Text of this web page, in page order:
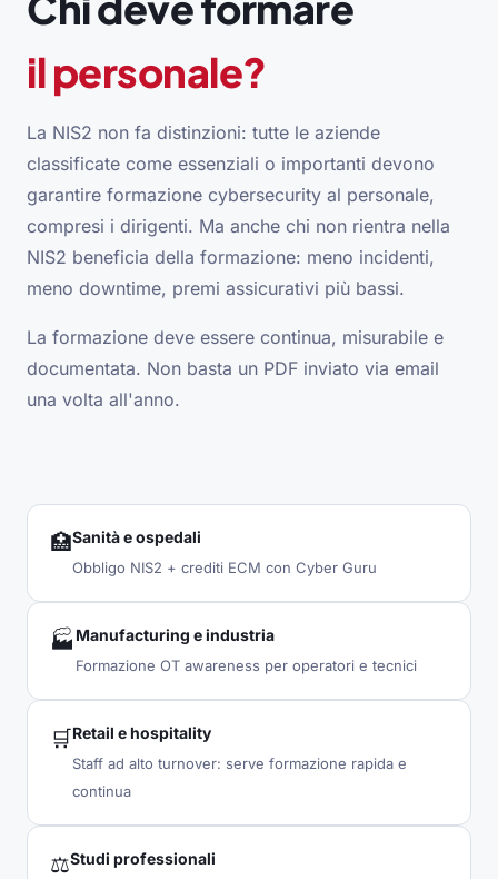
il personale?
La NIS2 non fa distinzioni: tutte le aziende
classificate come essenziali o importanti devono
garantire formazione cybersecurity al personale,
compresi i dirigenti. Ma anche chi non rientra nella
NIS2 beneficia della formazione: meno incidenti,
meno downtime, premi assicurativi più bassi.
La formazione deve essere continua, misurabile e
documentata. Non basta un PDF inviato via email
una volta all'anno.
🏥Sanità e ospedali
Obbligo NIS2 + crediti ECM con Cyber Guru
🏭 Manufacturing e industria
Formazione OT awareness per operatori e tecnici
🛒Retail e hospitality
Staff ad alto turnover: serve formazione rapida e
continua
⚖️Studi professionali